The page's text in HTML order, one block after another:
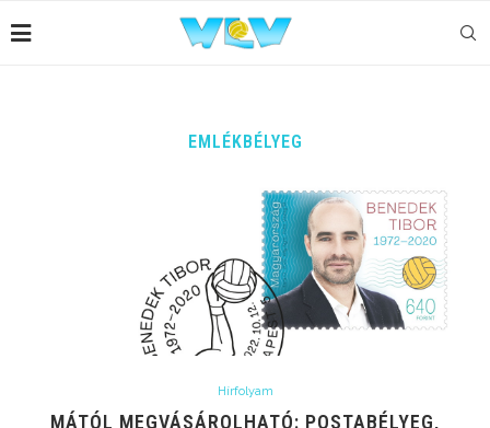
EMLÉKBÉLYEG
Hírfolyam
MÁTÓL MEGVÁSÁROLHATÓ: POSTABÉLYEG,